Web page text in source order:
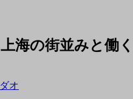
海の街並みと働
オ